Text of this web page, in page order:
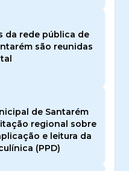
da rede pública de
são reunidas
de Santarém
regional sobre
e leitura da
(PPD)